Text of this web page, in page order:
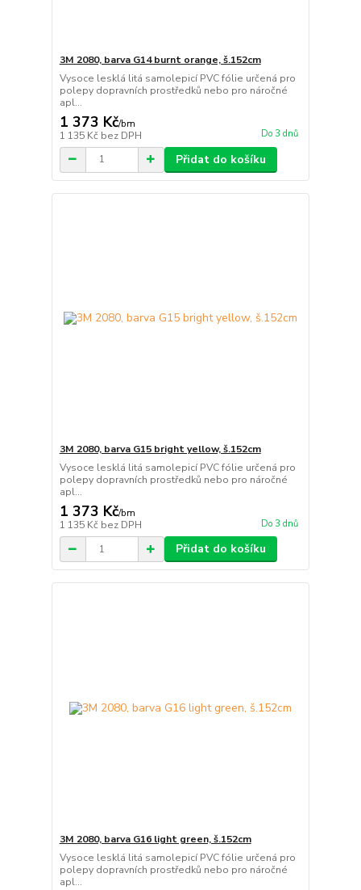
3M 2080, barva G14 burnt orange, š.152cm
Vysoce lesklá litá samolepicí PVC fólie určená pro
polepy dopravních prostředků nebo pro náročné
apl...
1 373 Kč/bm
1 135 Kč bez DPH Do 3 dnů
Přidat do košíku
3M 2080, barva G15 bright yellow, š.152cm
Vysoce lesklá litá samolepicí PVC fólie určená pro
polepy dopravních prostředků nebo pro náročné
apl...
1 373 Kč/bm
1 135 Kč bez DPH Do 3 dnů
Přidat do košíku
3M 2080, barva G16 light green, š.152cm
Vysoce lesklá litá samolepicí PVC fólie určená pro
polepy dopravních prostředků nebo pro náročné
apl...